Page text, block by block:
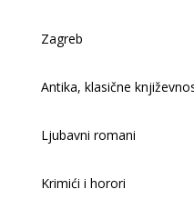
Zagreb
Antika, klasične
Ljubavni romani
Krimići i horori